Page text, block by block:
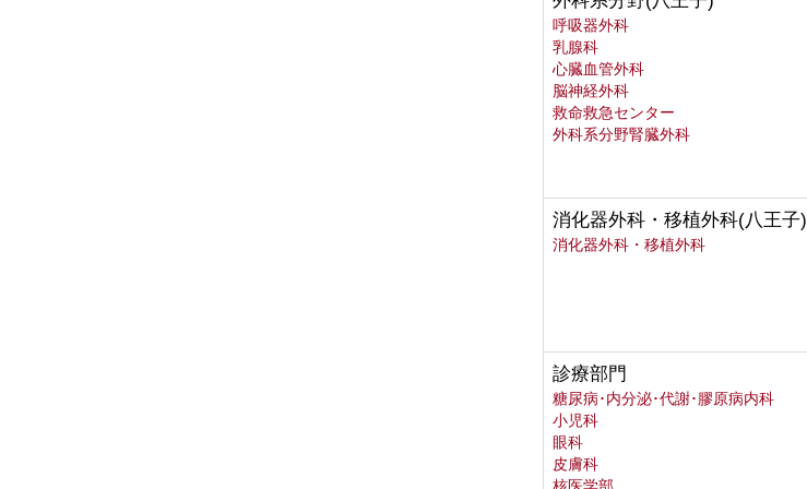
呼吸器外科
乳腺科
心臓血管外科
脳神経外科
救命救急センター
外科系分野腎臓外科
消化器外科・移植外科(八王子)
消化器外科・移植外科
診療部門
糖尿病･内分泌･代謝･膠原病内科
小児科
眼科
皮膚科